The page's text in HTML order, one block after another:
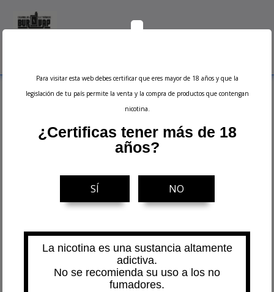
Inicio Accesorios Boquillas (Drip Tips)
Boquillas (Drip Tips)
Para visitar esta web debes certificar que eres mayor de 18 años y que la
legislación de tu país permite la venta y la compra de productos que contengan
nicotina.
¿Certificas tener más de 18
años?
SÍ NO
La nicotina es una sustancia altamente
adictiva.
No se recomienda su uso a los no
fumadores.